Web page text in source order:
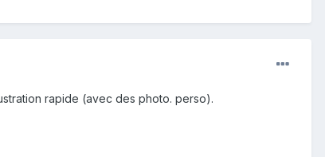
rapide (avec des photo. perso).